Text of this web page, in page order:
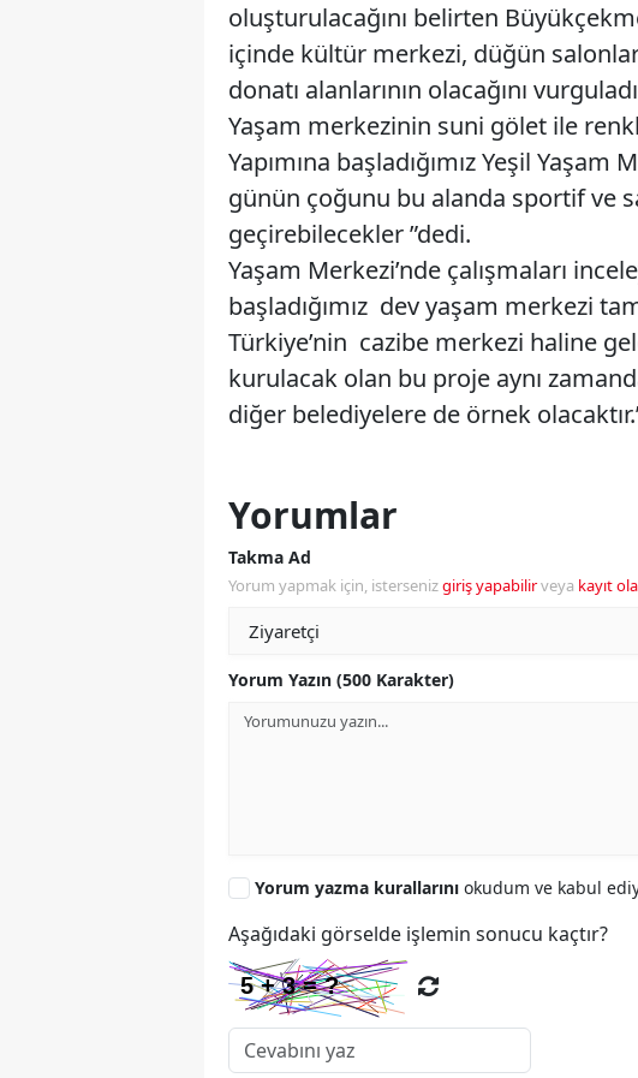
oluşturulacağını belirten
içinde kültür merkezi, düğün
donatı alanlarının olacağını
Yaşam merkezinin suni gölet ile
Yapımına başladığımız Yeşil
günün çoğunu bu alanda sportif ve
geçirebilecekler ”dedi.
Yaşam Merkezi’nde çalışmaları
başladığımız dev yaşam merkezi
Türkiye’nin cazibe merkezi haline
kurulacak olan bu proje aynı
diğer belediyelere de örnek
Yorumlar
Takma Ad
Yorum yapmak için, istersenizgiriş yapabilirveya kayıt
Yorum Yazın (500 Karakter)
Yorum yazma kurallarını okudum ve kabul
Aşağıdaki görselde işlemin sonucu kaçtır?